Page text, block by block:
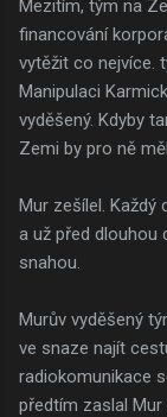
Mezitím, tým na
financování
vytěžit co nejvíce.
Manipulaci
vyděšený. Kdyby
Zemi by pro ně
Mur zešílel. Každý
a už před dlouhou
snahou.
Murův vyděšený
ve snaze najít
radiokomunikace
předtím zaslal